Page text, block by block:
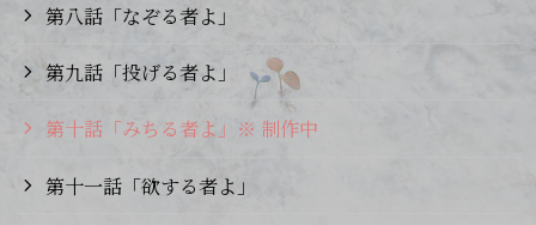
第八話「なぞる者よ」
第九話「投げる者よ」
第十話「みちる者よ」※ 制作中
第十一話「欲する者よ」